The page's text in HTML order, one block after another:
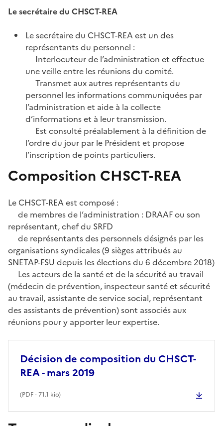
Le secrétaire du CHSCT-REA
Le secrétaire du CHSCT-REA est un des
représentants du personnel :
Interlocuteur de l’administration et effectue
une veille entre les réunions du comité.
Transmet aux autres représentants du
personnel les informations communiquées par
l’administration et aide à la collecte
d’informations et à leur transmission.
Est consulté préalablement à la définition de
l’ordre du jour par le Président et propose
l’inscription de points particuliers.
Composition CHSCT-REA
Le CHSCT-REA est composé :
de membres de l’administration : DRAAF ou son
représentant, chef du SRFD
de représentants des personnels désignés par les
organisations syndicales (9 sièges attribués au
SNETAP-FSU depuis les élections du 6 décembre 2018)
Les acteurs de la santé et de la sécurité au travail
(médecin de prévention, inspecteur santé et sécurité
au travail, assistante de service social, représentant
des assistants de prévention) sont associés aux
réunions pour y apporter leur expertise.
Décision de composition du CHSCT-
REA - mars 2019
(PDF- 71.1 kio)